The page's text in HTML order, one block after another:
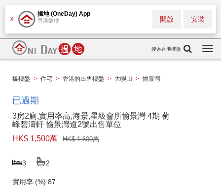
X
搵地 (OneDay) App
香港搵樓 安裝
開啟
搜索香港樓盤
搵樓盤 > 住宅 > 香港的出售樓盤 > 大嶼山 > 愉景灣
已過期
3房2廁,實用率高,海景,星級會所愉景灣 4期 蘅
峰碧濤軒 愉景灣道2號出售單位
HK$ 1,500萬
HK$ 1,600萬
3 2
實用率 (%) 87